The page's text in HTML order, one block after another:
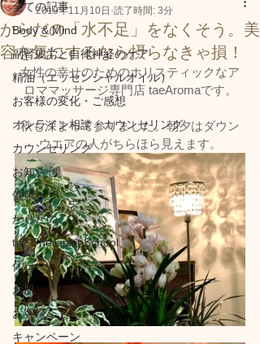
全ての記事
Body & Mind
副腎疲労と自律神経のケア
精油（エッセンシャルオイル）
お客様の変化・ご感想
オンライン相談・カウンセリング
カウンセリング
お知らせ
健康
からだのこと
tae Therapist School
休日
お肌
お客様
キャンペーン
からだの「水不足」をなくそう。美
容を気にするなら摂らなきゃ損！
2019年11月10日 読了時間: 3分
女性の幸せのためのホリスティックなア
ロママッサージ専門店 taeAromaです。
秋も深まって参りました。朝夕はダウン
ウエアの人がちらほら見えます。